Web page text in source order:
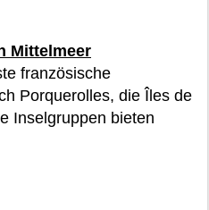
Mittelmeer
französische
Porquerolles, die Îles de
Inselgruppen bieten